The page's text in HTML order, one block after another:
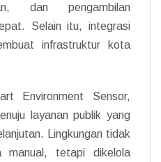
dan pengambilan
Selain itu, integrasi
infrastruktur kota
Environment Sensor,
layanan publik yang
Lingkungan tidak
manual, tetapi dikelola